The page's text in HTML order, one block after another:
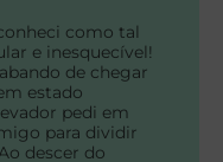
como tal
e inesquecível!
de chegar
estado
pedi em
para dividir
descer do